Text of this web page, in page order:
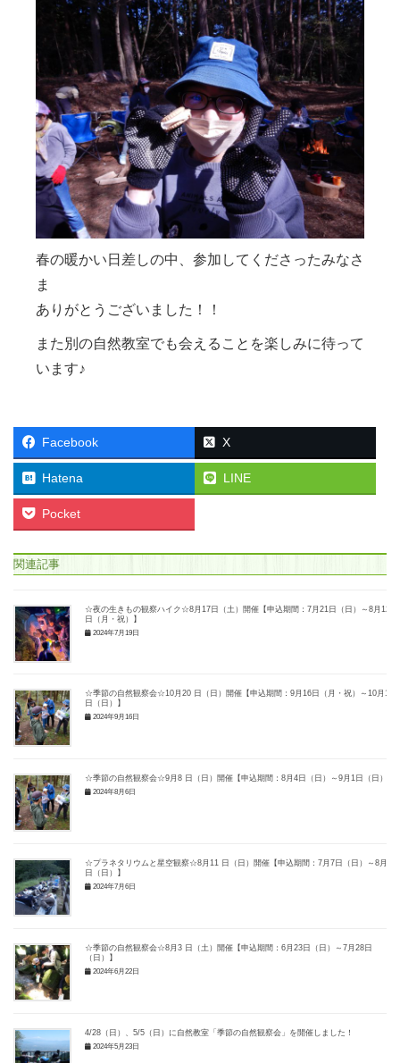
春の暖かい日差しの中、参加してくださったみなさ
ま
ありがとうございました！！
また別の自然教室でも会えることを楽しみに待って
います♪
Facebook X
Hatena LINE
Pocket
関連記事
☆夜の生きもの観察ハイク☆8月17日（土）開催【申込期間：7月21日（日）～8月12
日（月・祝）】
2024年7月19日
☆季節の自然観察会☆10月20 日（日）開催【申込期間：9月16日（月・祝）～10月14
日（日）】
2024年9月16日
☆季節の自然観察会☆9月8 日（日）開催【申込期間：8月4日（日）～9月1日（日）】
2024年8月6日
☆プラネタリウムと星空観察☆8月11 日（日）開催【申込期間：7月7日（日）～8月4
日（日）】
2024年7月6日
☆季節の自然観察会☆8月3 日（土）開催【申込期間：6月23日（日）～7月28日
（日）】
2024年6月22日
4/28（日）、5/5（日）に自然教室「季節の自然観察会」を開催しました！
2024年5月23日